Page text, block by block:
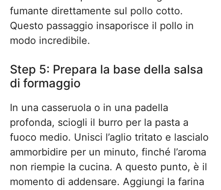
fumante direttamente sul pollo cotto.
Questo passaggio insaporisce il pollo in
modo incredibile.
Step 5: Prepara la base della salsa
di formaggio
In una casseruola o in una padella
profonda, sciogli il burro per la pasta a
fuoco medio. Unisci l’aglio tritato e lascialo
ammorbidire per un minuto, finché l’aroma
non riempie la cucina. A questo punto, è il
momento di addensare. Aggiungi la farina